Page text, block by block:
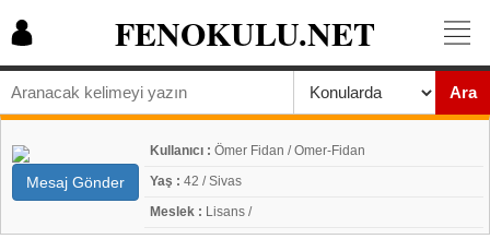
FENOKULU.NET
Ara
Mesaj Gönder
Kullanıcı : Ömer Fidan / Omer-Fidan
Yaş : 42 / Sivas
Meslek : Lisans /